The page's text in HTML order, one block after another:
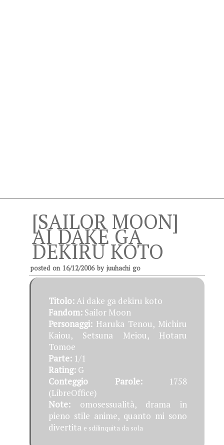
[SAILOR MOON]
AI DAKE GA
DEKIRU KOTO
posted on 16/12/2006by juuhachi go
Titolo: Ai dake ga dekiru koto
Fandom: Sailor Moon
Personaggi: Haruka Tenou, Michiru
Kaiou, Setsuna Meiou, Hotaru
Tomoe
Parte: 1/1
Rating: G
Conteggio Parole:1758
(LibreOffice)
Note: omosessualità, drama in
pieno stile anime, quanto mi sono
divertita e sdilinquita da sola